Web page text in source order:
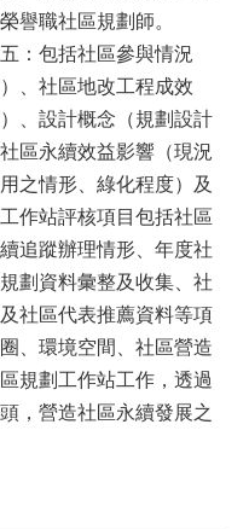
譽職社區規劃師。
：包括社區參與情況
、社區地改工程成效
、設計概念（規劃設計
區永續效益影響（現況
之情形、綠化程度）及
作站評核項目包括社區
追蹤辦理情形、年度社
劃資料彙整及收集、社
社區代表推薦資料等項
、環境空間、社區營造
規劃工作站工作，透過
，營造社區永續發展之